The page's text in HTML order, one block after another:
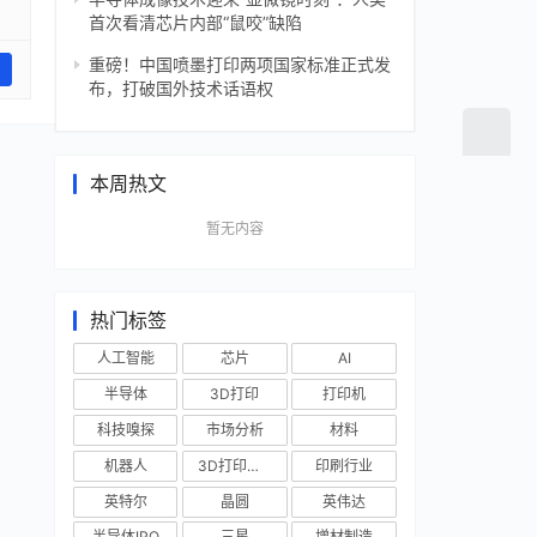
首次看清芯片内部“鼠咬”缺陷
重磅！中国喷墨打印两项国家标准正式发
布，打破国外技术话语权
本周热文
暂无内容
热门标签
人工智能 芯片
AI
半导体
3D打印
打印机
科技嗅探
市场分析
材料
机器人
3D打印技术
印刷行业
英特尔
晶圆
英伟达